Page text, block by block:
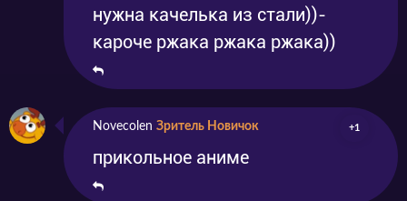
нужна качелька из стали))-
кароче ржака ржака ржака))
Novecolen Зритель Новичок +1
прикольное аниме